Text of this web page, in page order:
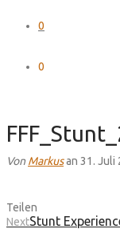
0
0
VonMarkusan 31. Juli
Teilen
NextStunt